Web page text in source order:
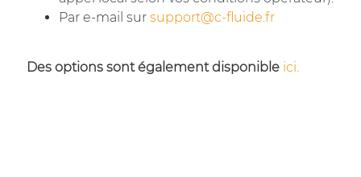
Par e-mail sursupport@c-fluide.fr
Des options sont également disponible ici.